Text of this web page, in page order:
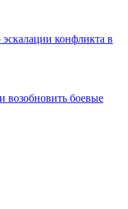
конфликта в
возобновить боевые